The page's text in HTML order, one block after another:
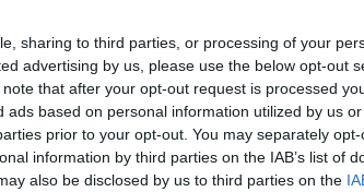
sharing to third parties, or processing of your
advertising by us, please use the below opt-out
that after your opt-out request is processed
ads based on personal information utilized by us
prior to your opt-out. You may separately
information by third parties on the IAB’s list of
also be disclosed by us to third parties on the